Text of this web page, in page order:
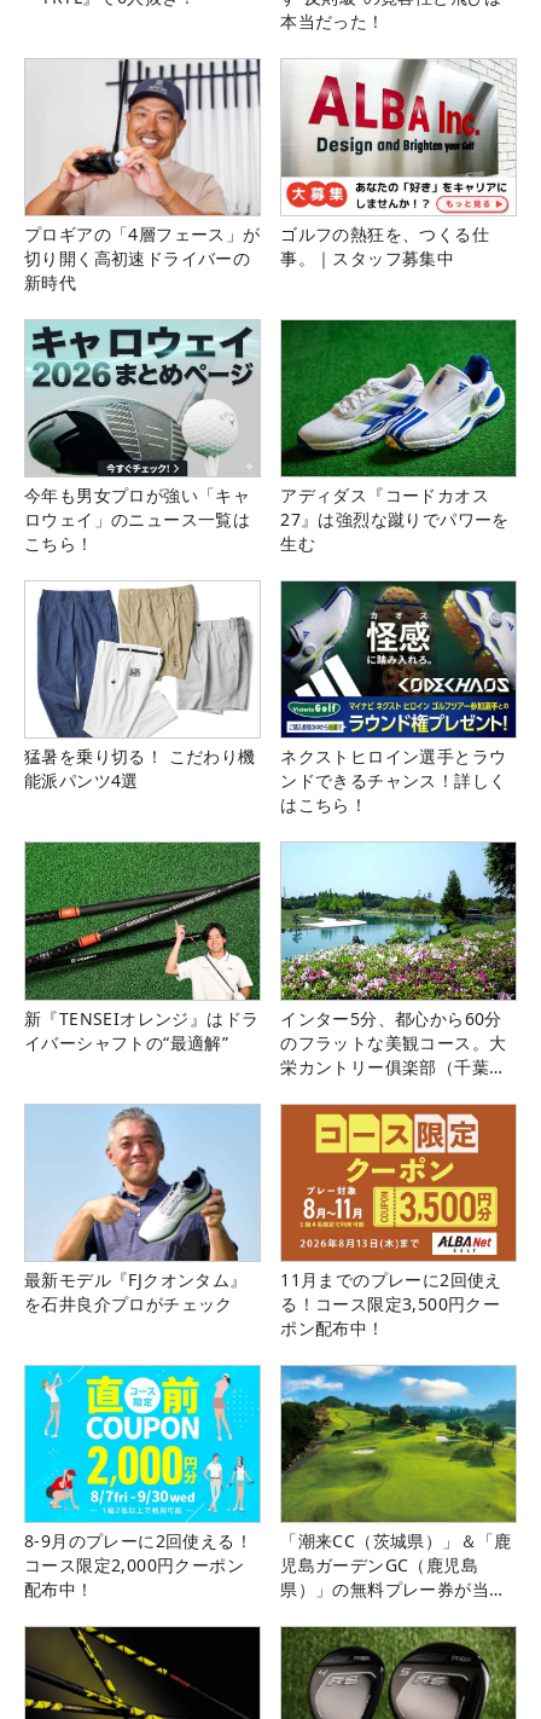
本当だった！
プロギアの「4層フェース」が
切り開く高初速ドライバーの
新時代
ゴルフの熱狂を、つくる仕
事。｜スタッフ募集中
今年も男女プロが強い「キャ
ロウェイ」のニュース一覧は
こちら！
アディダス『コードカオス
27』は強烈な蹴りでパワーを
生む
猛暑を乗り切る！ こだわり機
能派パンツ4選
ネクストヒロイン選手とラウ
ンドできるチャンス！詳しく
はこちら！
新『TENSEIオレンジ』はドラ
イバーシャフトの“最適解”
インター5分、都心から60分
のフラットな美観コース。大
栄カントリー俱楽部（千葉
最新モデル『FJクオンタム』
を石井良介プロがチェック
11月までのプレーに2回使え
る！コース限定3,500円クー
ポン配布中！
8-9月のプレーに2回使える！
コース限定2,000円クーポン
配布中！
「潮来CC（茨城県）」＆「鹿
児島ガーデンGC（鹿児島
県）」の無料プレー券が当た